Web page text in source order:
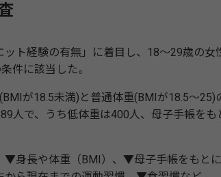
ト経験の有無」に着目し、18～29歳の女
件に該当した。
が18.5未満)と普通体重(BMIが18.5～25)
人で、うち低体重は400人、母子手帳をも
身長や体重（BMI）、▼母子手帳をもと